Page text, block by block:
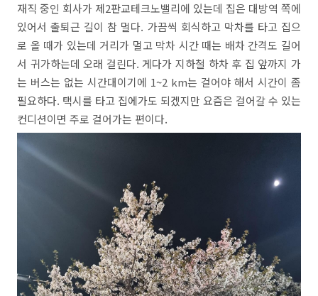
재직 중인 회사가 제2판교테크노밸리에 있는데 집은 대방역 쪽에
있어서 출퇴근 길이 참 멀다. 가끔씩 회식하고 막차를 타고 집으
로 올 때가 있는데 거리가 멀고 막차 시간 때는 배차 간격도 길어
서 귀가하는데 오래 걸린다. 게다가 지하철 하차 후 집 앞까지 가
는 버스는 없는 시간대이기에 1~2 km는 걸어야 해서 시간이 좀
필요하다. 택시를 타고 집에가도 되겠지만 요즘은 걸어갈 수 있는
컨디션이면 주로 걸어가는 편이다.